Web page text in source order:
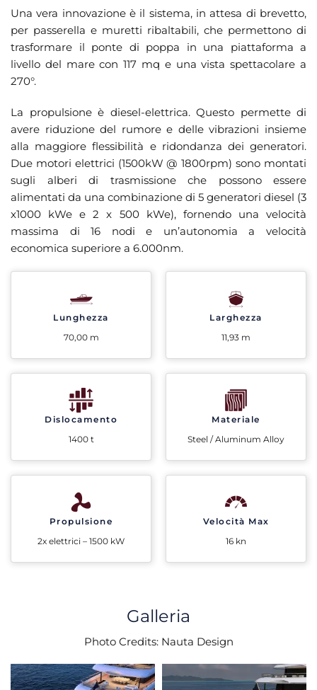
Una vera innovazione è il sistema, in attesa di brevetto,
per passerella e muretti ribaltabili, che permettono di
trasformare il ponte di poppa in una piattaforma a
livello del mare con 117 mq e una vista spettacolare a
270°.
La propulsione è diesel-elettrica. Questo permette di
avere riduzione del rumore e delle vibrazioni insieme
alla maggiore flessibilità e ridondanza dei generatori.
Due motori elettrici (1500kW @ 1800rpm) sono montati
sugli alberi di trasmissione che possono essere
alimentati da una combinazione di 5 generatori diesel (3
x1000 kWe e 2 x 500 kWe), fornendo una velocità
massima di 16 nodi e un’autonomia a velocità
economica superiore a 6.000nm.
Lunghezza
70,00 m
Larghezza
11,93 m
Dislocamento
1400 t
Materiale
Steel / Aluminum Alloy
Propulsione
2x elettrici – 1500 kW
Velocità Max
16 kn
Galleria
Photo Credits: Nauta Design